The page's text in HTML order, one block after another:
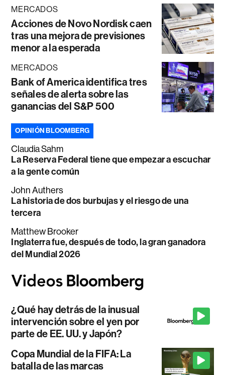
MERCADOS
Acciones de Novo Nordisk caen
tras una mejora de previsiones
menor a la esperada
MERCADOS
Bank of America identifica tres
señales de alerta sobre las
ganancias del S&P 500
OPINIÓN BLOOMBERG
Claudia Sahm
La Reserva Federal tiene que empezar a escuchar
a la gente común
John Authers
La historia de dos burbujas y el riesgo de una
tercera
Matthew Brooker
Inglaterra fue, después de todo, la gran ganadora
del Mundial 2026
¿Qué hay detrás de la inusual
intervención sobre el yen por
parte de EE. UU. y Japón?
Copa Mundial de la FIFA: La
batalla de las marcas